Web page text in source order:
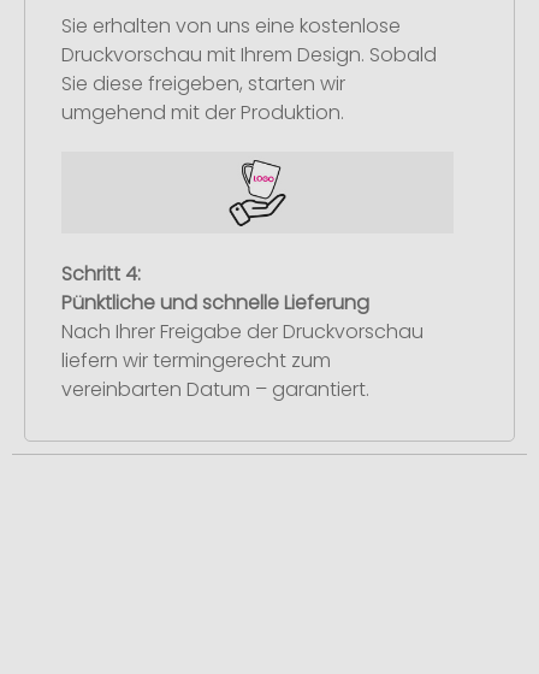
Sie erhalten von uns eine kostenlose
Druckvorschau mit Ihrem Design. Sobald
Sie diese freigeben, starten wir
umgehend mit der Produktion.
Schritt 4:
Pünktliche und schnelle Lieferung
Nach Ihrer Freigabe der Druckvorschau
liefern wir termingerecht zum
vereinbarten Datum – garantiert.